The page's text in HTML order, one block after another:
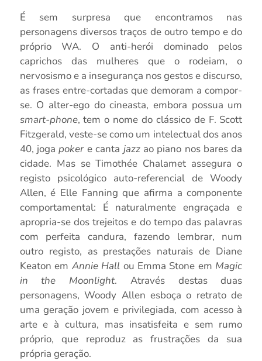
É sem surpresa que encontramos nas
personagens diversos traços de outro tempo e do
próprio WA. O anti-herói dominado pelos
caprichos das mulheres que o rodeiam, o
nervosismo e a insegurança nos gestos e discurso,
as frases entre-cortadas que demoram a compor-
se. O alter-ego do cineasta, embora possua um
smart-phone, tem o nome do clássico de F. Scott
Fitzgerald, veste-se como um intelectual dos anos
40, jogapokere canta jazzao piano nos bares da
cidade. Mas se Timothée Chalamet assegura o
registo psicológico auto-referencial de Woody
Allen, é Elle Fanning que afirma a componente
comportamental: É naturalmente engraçada e
apropria-se dos trejeitos e do tempo das palavras
com perfeita candura, fazendo lembrar, num
outro registo, as prestações naturais de Diane
Keaton em Annie Hall ou Emma Stone em Magic
in the Moonlight. Através destas duas
personagens, Woody Allen esboça o retrato de
uma geração jovem e privilegiada, com acesso à
arte e à cultura, mas insatisfeita e sem rumo
próprio, que reproduz as frustrações da sua
própria geração.